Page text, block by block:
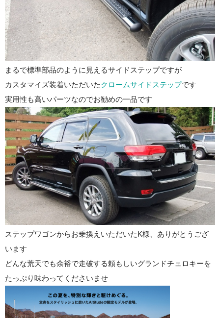
まるで標準部品のように見えるサイドステップですが
カスタマイズ装着いただいたクロームサイドステップです
実用性も高いパーツなのでお勧めの一品です
ステップワゴンからお乗換えいただいたK様、ありがとうござ
います
どんな荒天でも余裕で走破する頼もしいグランドチェロキーを
たっぷり味わってくださいませ